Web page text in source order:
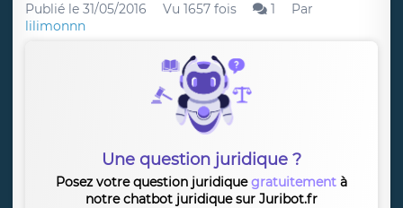
Publié le 31/05/2016 Vu 1657 fois 1
Par
lilimonnn
Une question juridique ?
Posez votre question juridiquegratuitement à
notre chatbot juridique sur Juribot.fr